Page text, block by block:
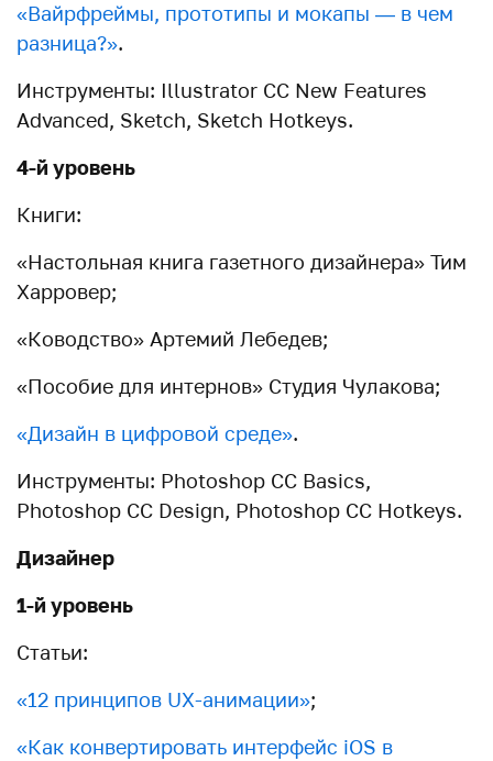
«Вайрфреймы, прототипы и мокапы — в чем
разница?».
Инструменты: Illustrator CC New Features
Advanced, Sketch, Sketch Hotkeys.
4-й уровень
Книги:
«Настольная книга газетного дизайнера» Тим
Харровер;
«Ководство» Артемий Лебедев;
«Пособие для интернов» Студия Чулакова;
«Дизайн в цифровой среде».
Инструменты: Photoshop CC Basics,
Photoshop CC Design, Photoshop CC Hotkeys.
Дизайнер
1-й уровень
Статьи:
«12 принципов UX-анимации»;
«Как конвертировать интерфейс iOS в